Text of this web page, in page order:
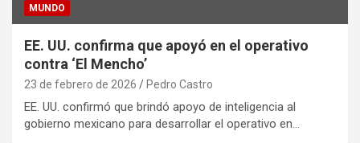
MUNDO
EE. UU. confirma que apoyó en el operativo
contra ‘El Mencho’
23 de febrero de 2026 Pedro Castro
EE. UU. confirmó que brindó apoyo de inteligencia al
gobierno mexicano para desarrollar el operativo en…